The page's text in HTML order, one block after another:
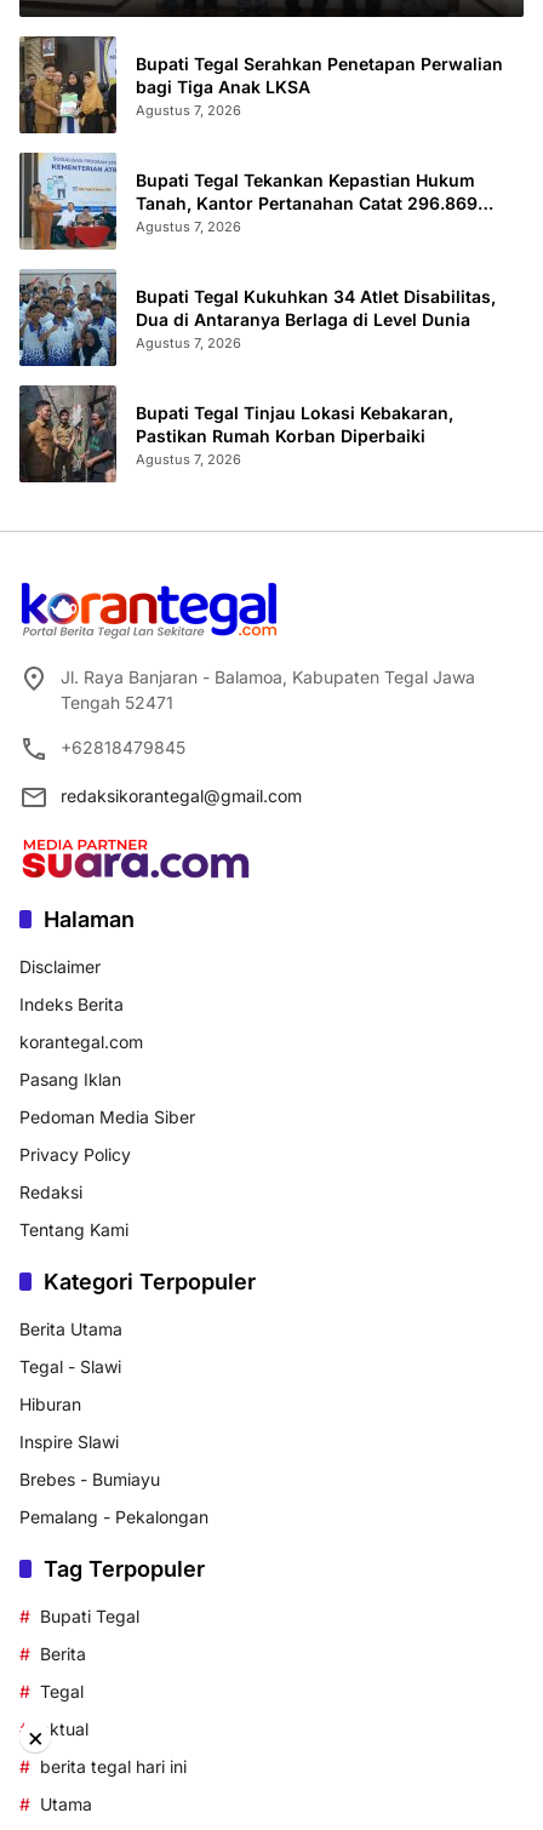
Bupati Tegal Serahkan Penetapan Perwalian
bagi Tiga Anak LKSA
Agustus 7, 2026
Bupati Tegal Tekankan Kepastian Hukum
Tanah, Kantor Pertanahan Catat 296.869
Sertifikat Terbit
Agustus 7, 2026
Bupati Tegal Kukuhkan 34 Atlet Disabilitas,
Dua di Antaranya Berlaga di Level Dunia
Agustus 7, 2026
Bupati Tegal Tinjau Lokasi Kebakaran,
Pastikan Rumah Korban Diperbaiki
Agustus 7, 2026
Jl. Raya Banjaran - Balamoa, Kabupaten Tegal Jawa
Tengah 52471
+62818479845
redaksikorantegal@gmail.com
Halaman
Disclaimer
Indeks Berita
korantegal.com
Pasang Iklan
Pedoman Media Siber
Privacy Policy
Redaksi
Tentang Kami
Kategori Terpopuler
Berita Utama
Tegal - Slawi
Hiburan
Inspire Slawi
Brebes - Bumiayu
Pemalang - Pekalongan
Tag Terpopuler
Bupati Tegal
Berita
Tegal
aktual
berita tegal hari ini
Utama
×